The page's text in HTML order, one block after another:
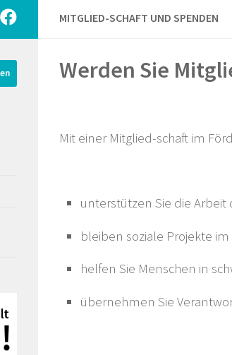
MITGLIED-SCHAFT UND SPENDEN
Werden Sie
Mit einer Mitglied-schaft im
unterstützen Sie die
bleiben soziale Projekte
helfen Sie Menschen in
übernehmen Sie